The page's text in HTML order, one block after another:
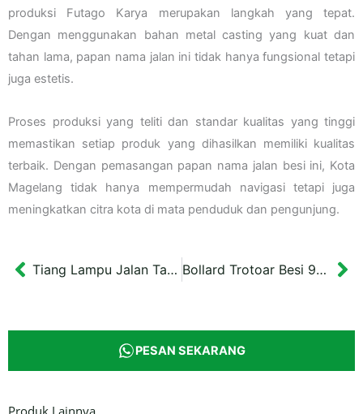
produksi Futago Karya merupakan langkah yang tepat.
Dengan menggunakan bahan metal casting yang kuat dan
tahan lama, papan nama jalan ini tidak hanya fungsional tetapi
juga estetis.
Proses produksi yang teliti dan standar kualitas yang tinggi
memastikan setiap produk yang dihasilkan memiliki kualitas
terbaik. Dengan pemasangan papan nama jalan besi ini, Kota
Magelang tidak hanya mempermudah navigasi tetapi juga
meningkatkan citra kota di mata penduduk dan pengunjung.
Prev Tiang Lampu Jalan Tanah Laut Kalimantan Tinggi 3,5 meter Bollard Trotoar Besi 91 cm dengan Lampu Sleman
PESAN SEKARANG